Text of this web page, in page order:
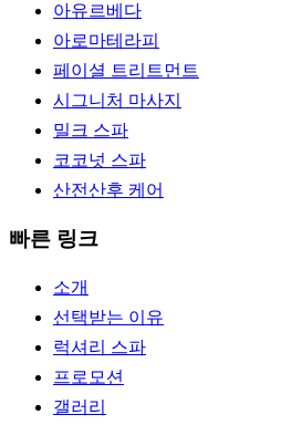
아유르베다
아로마테라피
페이셜 트리트먼트
시그니처 마사지
밀크 스파
코코넛 스파
산전산후 케어
빠른 링크
소개
선택받는 이유
럭셔리 스파
프로모션
갤러리